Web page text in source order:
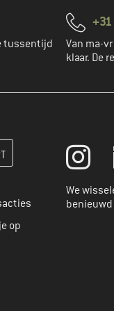
tussentijd
Van ma-
klaar. De
de volgende stap je
op
We